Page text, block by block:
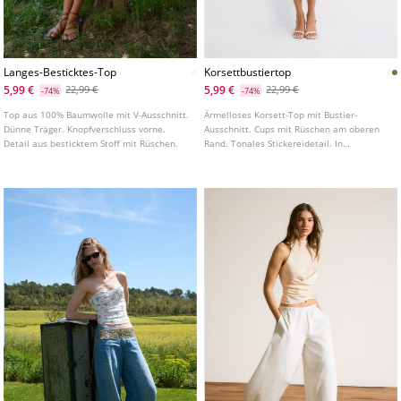
Langes-Besticktes-Top
5,99 €
-74% 22,99 €
Top aus 100% Baumwolle mit V-Ausschnitt.
Dünne Träger. Knopfverschluss vorne.
Detail aus besticktem Stoff mit Rüschen.
Korsettbustiertop
5,99 €
-74% 22,99 €
Ärmelloses Korsett-Top mit Bustier-
Ausschnitt. Cups mit Rüschen am oberen
Rand. Tonales Stickereidetail. In